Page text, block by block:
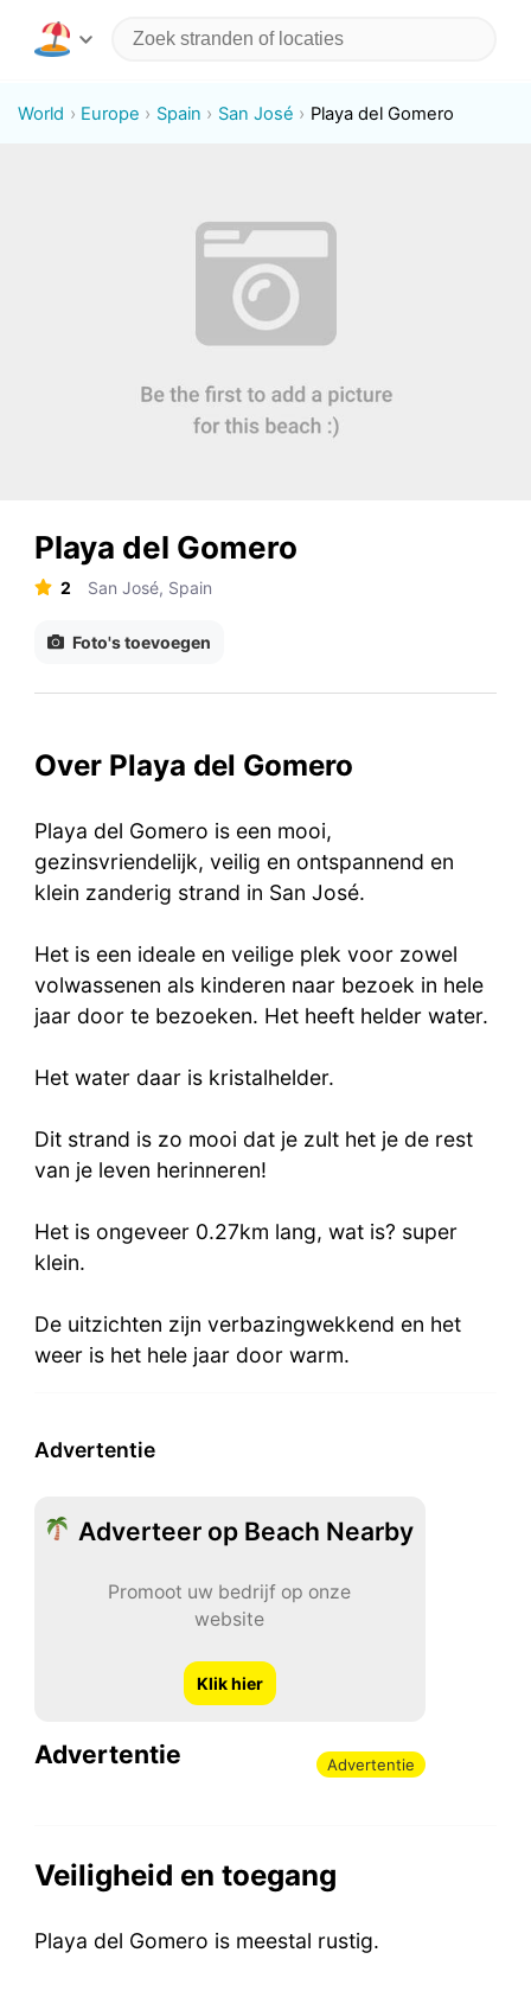
World Europe Spain San José Playa del Gomero
Playa del Gomero
2 San José, Spain
Foto's toevoegen
Over Playa del Gomero
Playa del Gomero is een mooi,
gezinsvriendelijk, veilig en ontspannend en
klein zanderig strand in San José.
Het is een ideale en veilige plek voor zowel
volwassenen als kinderen naar bezoek in hele
jaar door te bezoeken. Het heeft helder water.
Het water daar is kristalhelder.
Dit strand is zo mooi dat je zult het je de rest
van je leven herinneren!
Het is ongeveer 0.27km lang, wat is? super
klein.
De uitzichten zijn verbazingwekkend en het
weer is het hele jaar door warm.
Advertentie
Adverteer op Beach Nearby
Promoot uw bedrijf op onze
website
Klik hier
Advertentie Advertentie
Veiligheid en toegang
Playa del Gomero is meestal rustig.